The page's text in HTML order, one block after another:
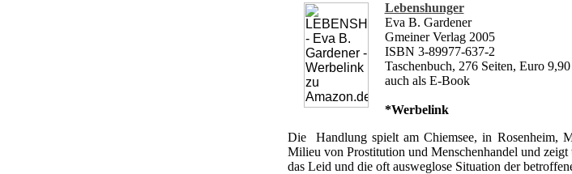
Lebenshunger
Eva B. Gardener
Gmeiner Verlag 2005
ISBN 3-89977-637-2
Taschenbuch, 276 Seiten, Euro
auch als E-Book
*Werbelink
Die Handlung spielt am Chiemsee, in Rosenheim,
Milieu von Prostitution und Menschenhandel und zeigt
das Leid und die oft ausweglose Situation der